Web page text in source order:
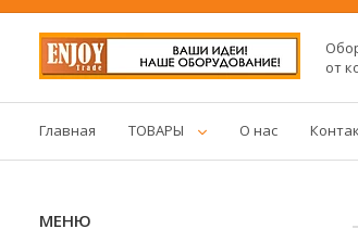
от
Главная ТОВАРЫ О нас